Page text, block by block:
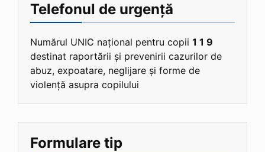
Telefonul de urgență
Numărul UNIC național pentru copii 1 1 9
destinat raportării și prevenirii cazurilor de
abuz, expoatare, neglijare și forme de
violență asupra copilului
Formulare tip